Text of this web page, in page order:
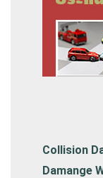
Collision
Damange